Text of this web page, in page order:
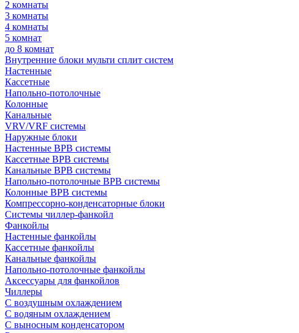
2 комнаты
3 комнаты
4 комнаты
5 комнат
до 8 комнат
Внутренние блоки мульти сплит систем
Настенные
Кассетные
Напольно-потолочные
Колонные
Канальные
VRV/VRF системы
Наружные блоки
Настенные ВРВ системы
Кассетные ВРВ системы
Канальные ВРВ системы
Напольно-потолочные ВРВ системы
Колонные ВРВ системы
Компрессорно-конденсаторные блоки
Системы чиллер-фанкойл
Фанкойлы
Настенные фанкойлы
Кассетные фанкойлы
Канальные фанкойлы
Напольно-потолочные фанкойлы
Аксессуары для фанкойлов
Чиллеры
С воздушным охлаждением
С водяным охлаждением
С выносным конденсатором